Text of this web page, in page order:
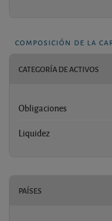
composición de la
CATEGORÍA DE ACTIVOS
Obligaciones
Liquidez
PAÍSES